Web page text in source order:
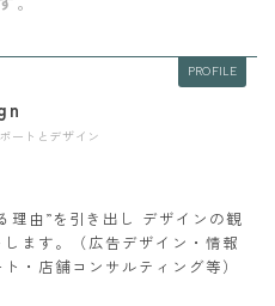
PROFILE
ートとデザイン
理由”を引き出し デザインの観
ます。（広告デザイン・情報
・店舗コンサルティング等）